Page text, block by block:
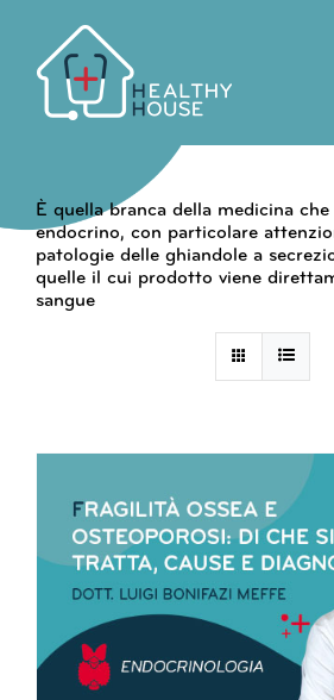
contenuto
È quella branca della medicina
endocrino, con particolare
patologie delle ghiandole a
quelle il cui prodotto viene
sangue